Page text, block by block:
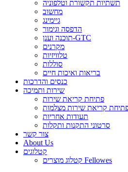
תשתיות תקשורת וטלפוניה
מחשוב
גיימינג
הדפסה וגימור
תוכנה וענן-GTC
מקרנים
טלוויזיות
סוללות
בריאות ואיכות חיים
כנסים והדרכות
שירות ותמיכה
פתיחת קריאת שירות
תעודות אחריות
סרטוני התקנות ותקלות
צור קשר
About Us
קטלוגים
קטלוג מוצרים Fellowes